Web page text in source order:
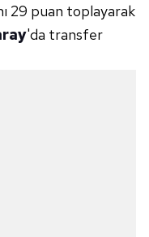
29 puan toplayarak
'da transfer